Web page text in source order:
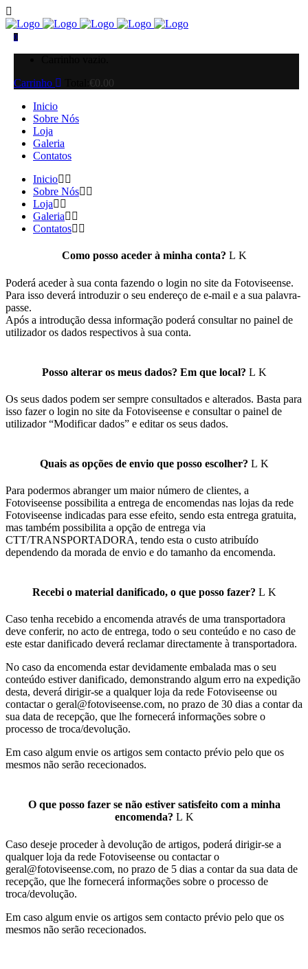
0
Carrinho
€0.00
Inicio
Sobre Nós
Loja
Galeria
Contatos
Inicio
Sobre Nós
Loja
Galeria
Contatos
Como posso aceder à minha conta?
Poderá aceder à sua conta fazendo o login no site da Fotoviseense.
Para isso deverá introduzir o seu endereço de e-mail e a sua palavra-
passe.
Após a introdução dessa informação poderá consultar no painel de
utilizador os dados respectivos à sua conta.
Posso alterar os meus dados? Em que local?
Os seus dados podem ser sempre consultados e alterados. Basta para
isso fazer o login no site da Fotoviseense e consultar o painel de
utilizador “Modificar dados” e editar os seus dados.
Quais as opções de envio que posso escolher?
Para podermos abranger um maior número de clientes, a
Fotoviseense possibilita a entrega de encomendas nas lojas da rede
Fotoviseense indicadas para esse efeito, sendo esta entrega gratuita,
mas também possibilita a opção de entrega via
CTT/TRANSPORTADORA, tendo esta o custo atribuído
dependendo da morada de envio e do tamanho da encomenda.
Recebi o material danificado, o que posso fazer?
Caso tenha recebido a encomenda através de uma transportadora
deve conferir, no acto de entrega, todo o seu conteúdo e no caso de
este estar danificado deverá reclamar directamente à transportadora.
No caso da encomenda estar devidamente embalada mas o seu
conteúdo estiver danificado, demonstrando algum erro na expedição
desta, deverá dirigir-se a qualquer loja da rede Fotoviseense ou
contactar o geral@fotoviseense.com, no prazo de 30 dias a contar da
sua data de recepção, que lhe fornecerá informações sobre o
processo de troca/devolução.
Em caso algum envie os artigos sem contacto prévio pelo que os
mesmos não serão rececionados.
O que posso fazer se não estiver satisfeito com a minha
encomenda?
Caso deseje proceder à devolução de artigos, poderá dirigir-se a
qualquer loja da rede Fotoviseense ou contactar o
geral@fotoviseense.com, no prazo de 5 dias a contar da sua data de
recepção, que lhe fornecerá informações sobre o processo de
troca/devolução.
Em caso algum envie os artigos sem contacto prévio pelo que os
mesmos não serão rececionados.